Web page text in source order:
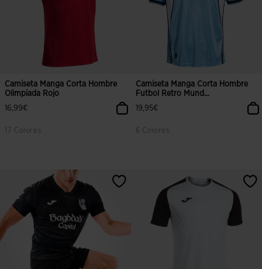
Camiseta Manga Corta Hombre
Olimpiada Rojo
16,99€
17 Colores
5 sobre 5 de valoración de clientes
Camiseta Manga Corta Hombre
Futbol Retro Mund...
19,95€
6 Colores
4,9 sobre 5 de valoración de